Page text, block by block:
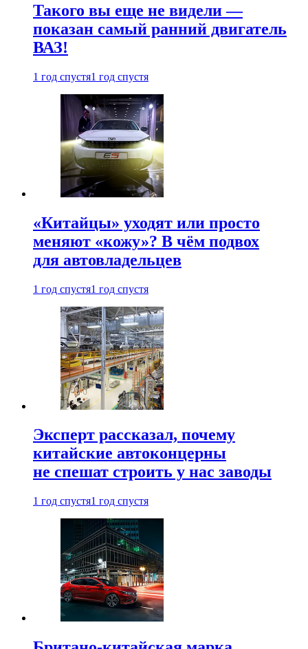
Такого вы еще не видели —
показан самый ранний двигатель
ВАЗ!
1 год спустя1 год спустя
«Китайцы» уходят или просто
меняют «кожу»? В чём подвох
для автовладельцев
1 год спустя1 год спустя
Эксперт рассказал, почему
китайские автоконцерны
не спешат строить у нас заводы
1 год спустя1 год спустя